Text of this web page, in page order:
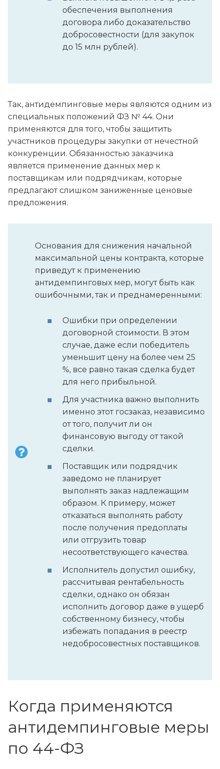
обеспечения выполнения
договора либо доказательство
добросовестности (для закупок
до 15 млн рублей).
Так, антидемпинговые меры являются одним из
специальных положений ФЗ № 44. Они
применяются для того, чтобы защитить
участников процедуры закупки от нечестной
конкуренции. Обязанностью заказчика
является применение данных мер к
поставщикам или подрядчикам, которые
предлагают слишком заниженные ценовые
предложения.
Основания для снижения начальной
максимальной цены контракта, которые
приведут к применению
антидемпинговых мер, могут быть как
ошибочными, так и преднамеренными:
Ошибки при определении
договорной стоимости. В этом
случае, даже если победитель
уменьшит цену на более чем 25
%, все равно такая сделка будет
для него прибыльной.
Для участника важно выполнить
именно этот госзаказ, независимо
от того, получит ли он
финансовую выгоду от такой
сделки.
Поставщик или подрядчик
заведомо не планирует
выполнять заказ надлежащим
образом. К примеру, может
отказаться выполнять работу
после получения предоплаты
или отгрузить товар
несоответствующего качества.
Исполнитель допустил ошибку,
рассчитывая рентабельность
сделки, однако он обязан
исполнить договор даже в ущерб
собственному бизнесу, чтобы
избежать попадания в реестр
недобросовестных поставщиков.
Когда применяются
антидемпинговые меры
по 44-ФЗ